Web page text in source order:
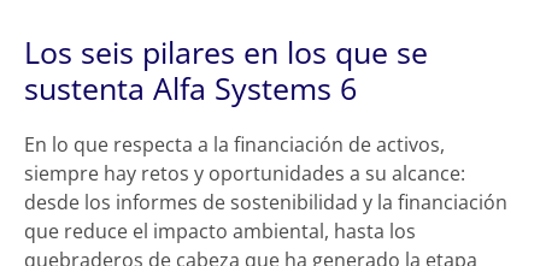
Los seis pilares en los que se
sustenta Alfa Systems 6
En lo que respecta a la financiación de activos,
siempre hay retos y oportunidades a su alcance:
desde los informes de sostenibilidad y la financiación
que reduce el impacto ambiental, hasta los
quebraderos de cabeza que ha generado la etapa